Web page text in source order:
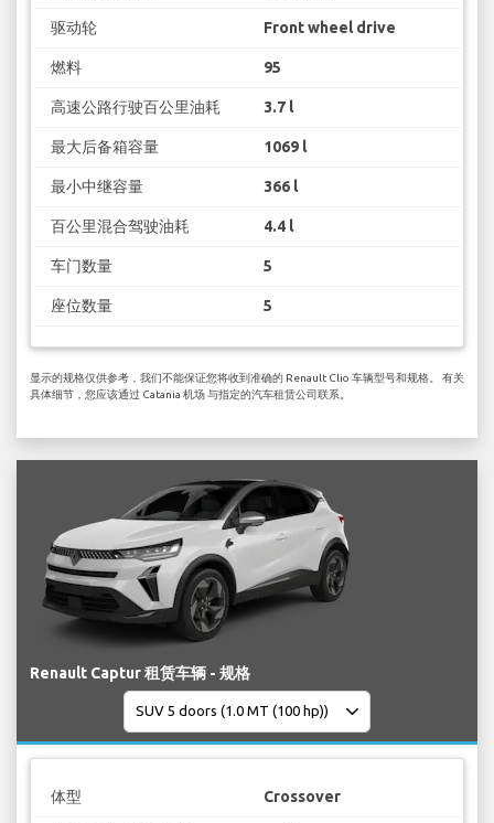
驱动轮 Front wheel drive
燃料 95
高速公路行驶百公里油耗 3.7 l
最大后备箱容量 1069 l
最小中继容量 366 l
百公里混合驾驶油耗 4.4 l
车门数量 5
座位数量 5
显示的规格仅供参考，我们不能保证您将收到准确的 Renault Clio 车辆型号和规格。 有关
具体细节，您应该通过 Catania 机场 与指定的汽车租赁公司联系。
Renault Captur 租赁车辆 - 规格
体型 Crossover